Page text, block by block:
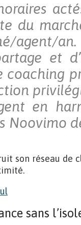
du
agent/
et
coaching
en
Noovimo
son réseau de
sans